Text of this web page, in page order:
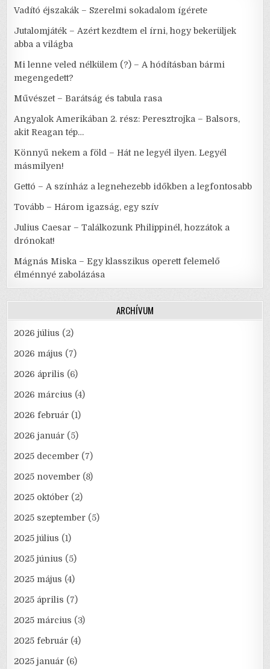
Vadító éjszakák – Szerelmi sokadalom ígérete
Jutalomjáték – Azért kezdtem el írni, hogy bekerüljek
abba a világba
Mi lenne veled nélkülem (?) – A hódításban bármi
megengedett?
Művészet – Barátság és tabula rasa
Angyalok Amerikában 2. rész: Peresztrojka – Balsors,
akit Reagan tép…
Könnyű nekem a föld – Hát ne legyél ilyen. Legyél
másmilyen!
Gettó – A színház a legnehezebb időkben a legfontosabb
Tovább – Három igazság, egy szív
Julius Caesar – Találkozunk Philippinél, hozzátok a
drónokat!
Mágnás Miska – Egy klasszikus operett felemelő
élménnyé zabolázása
ARCHÍVUM
2026 július (2)
2026 május (7)
2026 április (6)
2026 március (4)
2026 február (1)
2026 január (5)
2025 december (7)
2025 november (8)
2025 október (2)
2025 szeptember (5)
2025 július (1)
2025 június (5)
2025 május (4)
2025 április (7)
2025 március (3)
2025 február (4)
2025 január (6)